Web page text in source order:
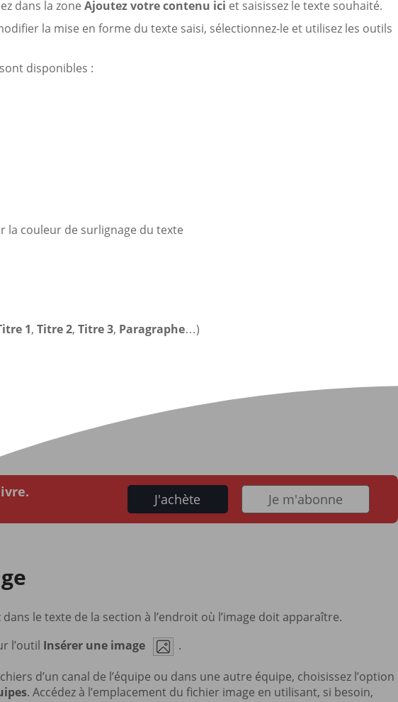
dans la zone Ajoutez votre contenu ici et saisissez le texte souhaité.
la mise en forme du texte saisi, sélectionnez-le et utilisez les outils
disponibles :
la couleur de surlignage du texte
1, Titre 2, Titre 3, Paragraphe…)
J'achète Je m'abonne
le texte de la section à l’endroit où l’image doit apparaître.
l’outil Insérer une image
.
d’un canal de l’équipe ou dans une autre équipe, choisissez l’option
. Accédez à l’emplacement du fichier image en utilisant, si besoin,